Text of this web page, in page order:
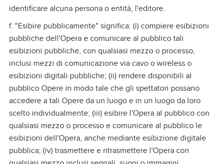
identificare alcuna persona o entità, l'editore.
f. "Esibire pubblicamente" significa: (i) compiere esibizioni
pubbliche dell'Opera e comunicare al pubblico tali
esibizioni pubbliche, con qualsiasi mezzo o processo,
inclusi mezzi di comunicazione via cavo o wireless o
esibizioni digitali pubbliche; (ii) rendere disponibili al
pubblico Opere in modo tale che gli spettatori possano
accedere a tali Opere da un luogo e in un luogo da loro
scelto individualmente; (iii) esibire l'Opera al pubblico con
qualsiasi mezzo o processo e comunicare al pubblico le
esibizioni dell'Opera, anche mediante esibizione digitale
pubblica; (iv) trasmettere e ritrasmettere l'Opera con